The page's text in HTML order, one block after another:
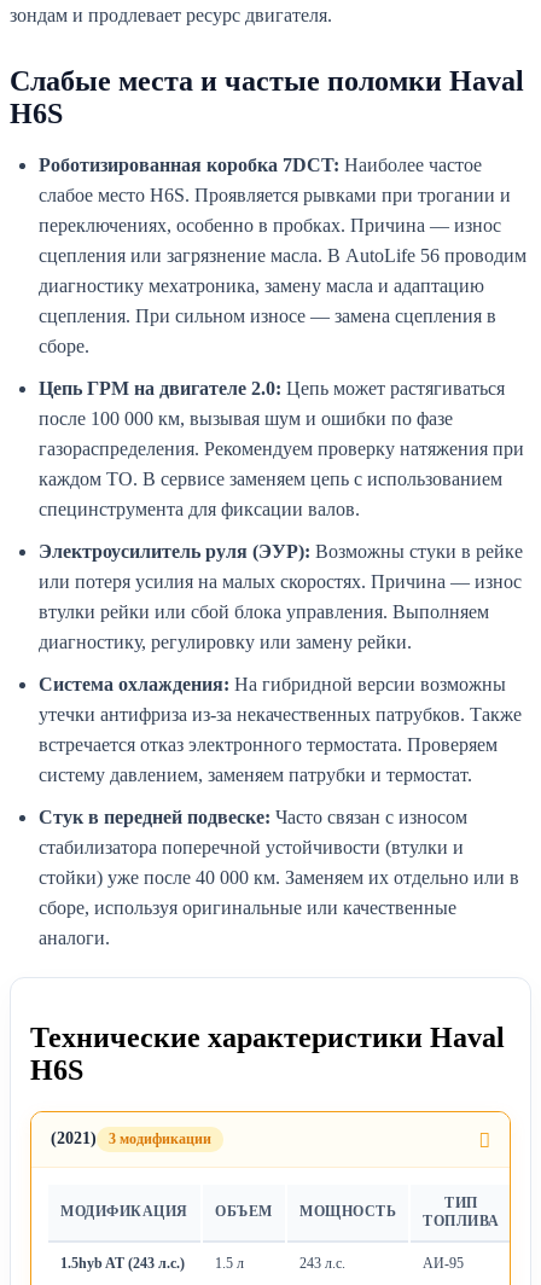
зондам и продлевает ресурс двигателя.
Слабые места и частые поломки Haval
H6S
Роботизированная коробка 7DCT: Наиболее частое
слабое место H6S. Проявляется рывками при трогании и
переключениях, особенно в пробках. Причина — износ
сцепления или загрязнение масла. В AutoLife 56 проводим
диагностику мехатроника, замену масла и адаптацию
сцепления. При сильном износе — замена сцепления в
сборе.
Цепь ГРМ на двигателе 2.0: Цепь может растягиваться
после 100 000 км, вызывая шум и ошибки по фазе
газораспределения. Рекомендуем проверку натяжения при
каждом ТО. В сервисе заменяем цепь с использованием
специнструмента для фиксации валов.
Электроусилитель руля (ЭУР): Возможны стуки в рейке
или потеря усилия на малых скоростях. Причина — износ
втулки рейки или сбой блока управления. Выполняем
диагностику, регулировку или замену рейки.
Система охлаждения: На гибридной версии возможны
утечки антифриза из-за некачественных патрубков. Также
встречается отказ электронного термостата. Проверяем
систему давлением, заменяем патрубки и термостат.
Стук в передней подвеске: Часто связан с износом
стабилизатора поперечной устойчивости (втулки и
стойки) уже после 40 000 км. Заменяем их отдельно или в
сборе, используя оригинальные или качественные
аналоги.
Технические характеристики Haval
H6S
(2021) 3 модификации
МОДИФИКАЦИЯ ОБЪЕМ МОЩНОСТЬ
ТИП
ТОПЛИВА
1.5hyb AT (243 л.с.) 1.5 л 243 л.с. АИ-95